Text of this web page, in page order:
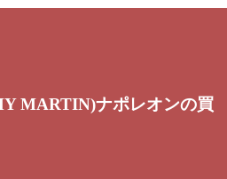
MARTIN)ナポレオンの買